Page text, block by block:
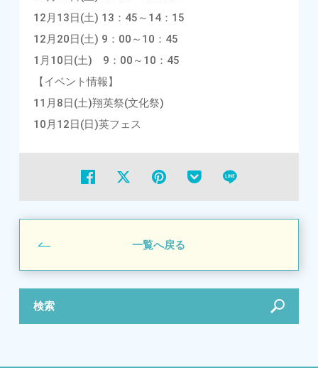
12月13日(土) 13：45～14：15
12月20日(土) 9：00～10：45
1月10日(土) 9：00～10：45
【イベント情報】
11月8日(土)翔英祭(文化祭)
10月12日(日)英フェス
一覧へ戻る
検索